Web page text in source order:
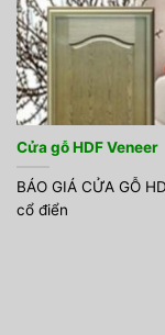
Cửa gỗ HDF Veneer
BÁO GIÁ CỬA GỖ
cổ điển